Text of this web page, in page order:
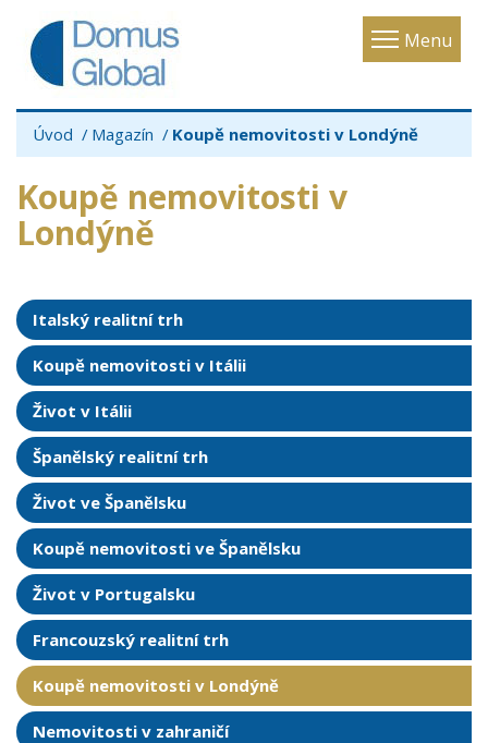
Menu
Toggle
Úvod Magazín Koupě nemovitosti v Londýně
Koupě nemovitosti v
Londýně
Italský realitní trh
Koupě nemovitosti v Itálii
Život v Itálii
Španělský realitní trh
Život ve Španělsku
Koupě nemovitosti ve Španělsku
Život v Portugalsku
Francouzský realitní trh
Koupě nemovitosti v Londýně
Nemovitosti v zahraničí